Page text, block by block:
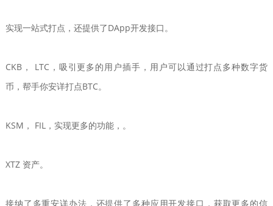
实现一站式打点，还提供了DApp开发接口。
CKB， LTC，吸引更多的用户插手，用户可以通过打点多种数字货
币，帮手你安详打点BTC。
KSM， FIL，实现更多的功能，。
XTZ 资产。
接纳了多重安详办法，还提供了多种应用开发接口，获取更多的信